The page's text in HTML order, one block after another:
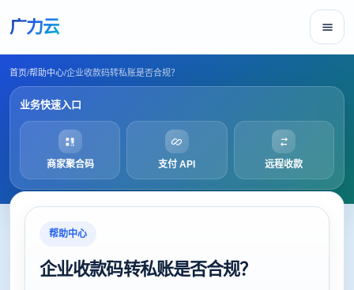
广力云
首页/帮助中心/企业收款码转私账是否合规？
业务快速入口
商家聚合码 支付 API 远程收款
帮助中心
企业收款码转私账是否合规？